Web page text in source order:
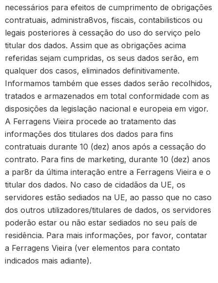
necessários para efeitos de cumprimento de obrigações
contratuais, administra8vos, fiscais, contabilisticos ou
legais posteriores à cessação do uso do serviço pelo
titular dos dados. Assim que as obrigações acima
referidas sejam cumpridas, os seus dados serão, em
qualquer dos casos, eliminados definitivamente.
Informamos também que esses dados serão recolhidos,
tratados e armazenados em total conformidade com as
disposições da legislação nacional e europeia em vigor.
A Ferragens Vieira procede ao tratamento das
informações dos titulares dos dados para fins
contratuais durante 10 (dez) anos após a cessação do
contrato. Para fins de marketing, durante 10 (dez) anos
a par8r da última interação entre a Ferragens Vieira e o
titular dos dados. No caso de cidadãos da UE, os
servidores estão sediados na UE, ao passo que no caso
dos outros utilizadores/titulares de dados, os servidores
poderão estar ou não estar sediados no seu país de
residência. Para mais informações, por favor, contatar
a Ferragens Vieira (ver elementos para contato
indicados mais adiante).